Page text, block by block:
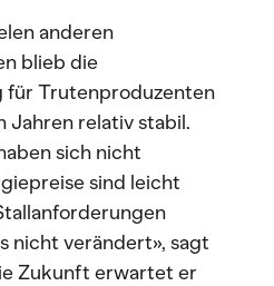
anderen
blieb die
für Trutenproduzenten
Jahren relativ stabil.
sich nicht
sind leicht
nicht verändert», sagt
Zukunft erwartet er